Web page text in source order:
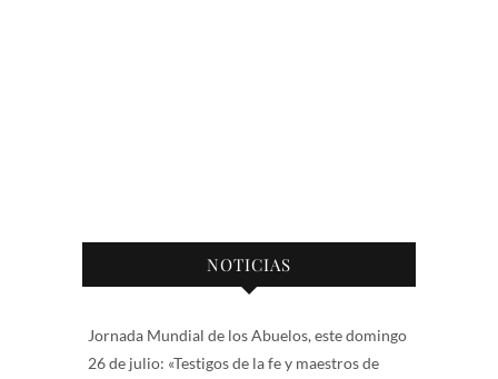
NOTICIAS
Jornada Mundial de los Abuelos, este domingo
26 de julio: «Testigos de la fe y maestros de